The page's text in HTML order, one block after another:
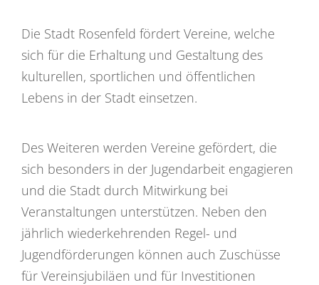
Die Stadt Rosenfeld fördert Vereine, welche
sich für die Erhaltung und Gestaltung des
kulturellen, sportlichen und öffentlichen
Lebens in der Stadt einsetzen.
Des Weiteren werden Vereine gefördert, die
sich besonders in der Jugendarbeit engagieren
und die Stadt durch Mitwirkung bei
Veranstaltungen unterstützen. Neben den
jährlich wiederkehrenden Regel- und
Jugendförderungen können auch Zuschüsse
für Vereinsjubiläen und für Investitionen